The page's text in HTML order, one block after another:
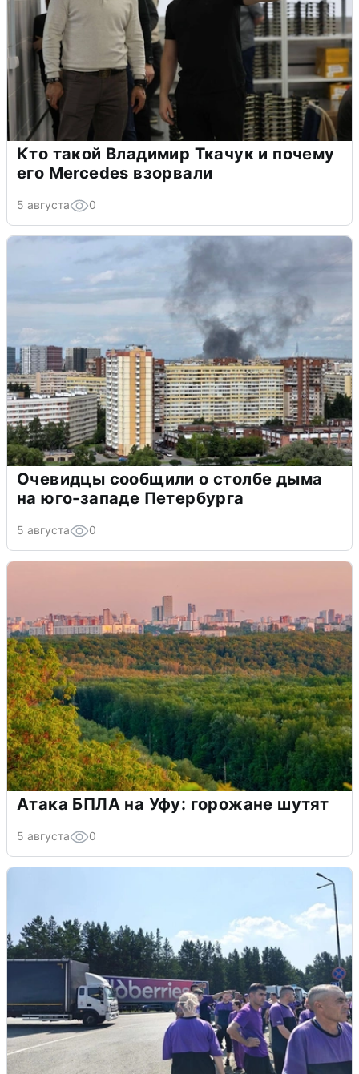
Кто такой Владимир Ткачук и почему
его Mercedes взорвали
5 августа 0
Очевидцы сообщили о столбе дыма
на юго-западе Петербурга
5 августа 0
Атака БПЛА на Уфу: горожане шутят
5 августа 0